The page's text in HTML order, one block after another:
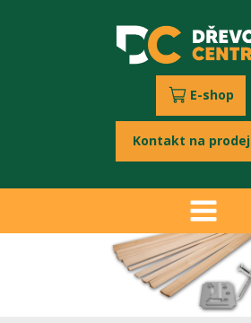
E-shop
Kontakt na